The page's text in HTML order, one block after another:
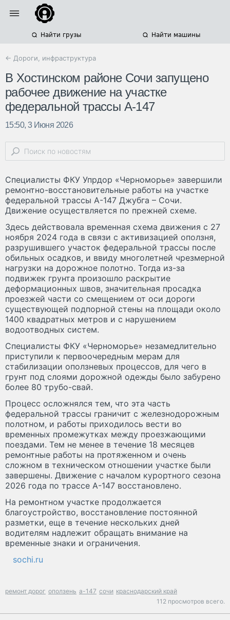
Найти грузы Найти машины
← Дороги, инфраструктура
В Хостинском районе Сочи запущено
рабочее движение на участке
федеральной трассы А-147
15:50, 3 Июня 2026
Специалисты ФКУ Упрдор «Черноморье» завершили
ремонтно-восстановительные работы на участке
федеральной трассы А-147 Джубга – Сочи.
Движение осуществляется по прежней схеме.
Здесь действовала временная схема движения с 27
ноября 2024 года в связи с активизацией оползня,
разрушившего участок федеральной трассы после
обильных осадков, и ввиду многолетней чрезмерной
нагрузки на дорожное полотно. Тогда из-за
подвижек грунта произошло раскрытие
деформационных швов, значительная просадка
проезжей части со смещением от оси дороги
существующей подпорной стены на площади около
1400 квадратных метров и с нарушением
водоотводных систем.
Специалисты ФКУ «Черноморье» незамедлительно
приступили к первоочередным мерам для
стабилизации оползневых процессов, для чего в
грунт под слоями дорожной одежды было забурено
более 80 трубо-свай.
Процесс осложнялся тем, что эта часть
федеральной трассы граничит с железнодорожным
полотном, и работы приходилось вести во
временных промежутках между проезжающими
поездами. Тем не менее в течение 18 месяцев
ремонтные работы на протяженном и очень
сложном в техническом отношении участке были
завершены. Движение с началом курортного сезона
2026 года по трассе А-147 восстановлено.
На ремонтном участке продолжается
благоустройство, восстановление постоянной
разметки, еще в течение нескольких дней
водителям надлежит обращать внимание на
временные знаки и ограничения.
sochi.ru
ремонт дорог оползень а-147 сочи краснодарский край
112 просмотров всего.